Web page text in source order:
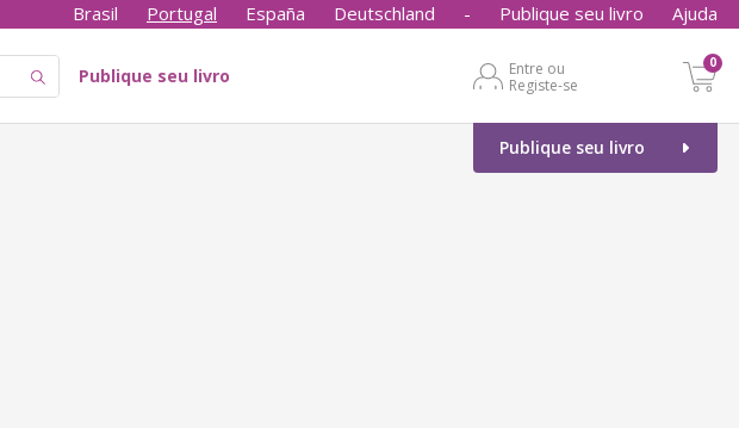
Brasil Portugal España Deutschland - Publique seu livro Ajuda
Publique seu livro
Entre ou
Registe-se
0
Publique seu livro